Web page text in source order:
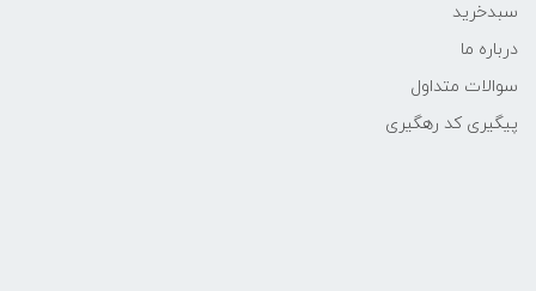
سبدخرید
درباره ما
سوالات متداول
پیگیری کد رهگیری